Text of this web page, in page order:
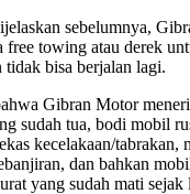
sebelumnya,
free towing atau derek
tidak bisa berjalan lagi.
Gibran Motor
sudah tua, bodi mobil
kecelakaan/tabrakan,
dan bahkan
yang sudah mati sejak